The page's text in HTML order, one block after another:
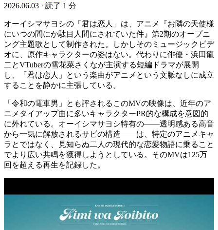
2026.06.03 · 読了 1 分
オーイシマサヨシの「君は恋人」は、アニメ『お隣の天使様
にいつの間にか駄目人間にされていた件』第2期のオープニ
ング主題歌として制作された。しかしそのミュージックビデ
オに、原作キャラクターの姿はない。代わりに俳優・浜田龍
二とVTuberの雪花菜さくなが主演する短編ドラマが展開
し、「君は恋人」という楽曲がアニメという文脈なしに成立
することを静かに主張している。
「令和の電車男」とも評されるこのMVの映像は、近年のア
ニメタイアップ曲に多いキャラクターPR的な構成を意図的
に外れている。オーイシマサヨシ特有の——透明感ある高音
から一気に解放されるサビの構造——は、特定のアニメキャ
ラとではなく、見知らぬ二人の現代的な恋愛物語に乗ること
でより広い共鳴を獲得しようとしている。そのMVは125万
回を超える再生を記録した。